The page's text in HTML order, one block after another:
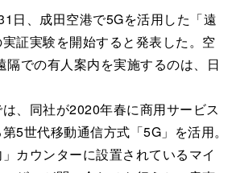
日、成田空港で5Gを活用した「遠
証実験を開始すると発表した。空
隔での有人案内を実施するのは、日
、同社が2020年春に商用サービス
5世代移動通信方式「5G」を活用。
」カウンターに設置されているマイ